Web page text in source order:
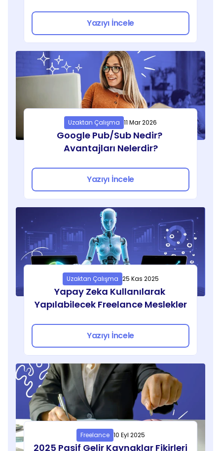
Yazıyı İncele
Uzaktan Çalışma 11 Mar 2026
Google Pub/Sub Nedir?
Avantajları Nelerdir?
Yazıyı İncele
Uzaktan Çalışma 25 Kas 2025
Yapay Zeka Kullanılarak
Yapılabilecek Freelance Meslekler
Yazıyı İncele
Freelance 10 Eyl 2025
2025 Pasif Gelir Kaynaklar Fikirleri